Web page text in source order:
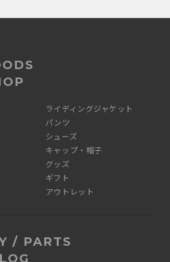
ライディングジャケット
パンツ
シューズ
キャップ・帽子
グッズ
ギフト
アウトレット
/ PARTS